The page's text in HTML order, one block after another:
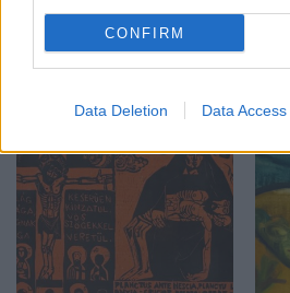
CONFIRM
Data Deletion Data Access
KAPCSOLÓDÓ MŰTÁRGYAK